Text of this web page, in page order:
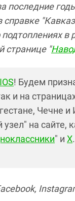
последние
в
странице "
IOS! Будем
и на
Чечне и
на сайте,
" и X